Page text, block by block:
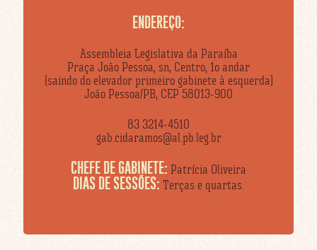
ENDEREÇO:
Assembleia Legislativa da Paraíba
Praça João Pessoa, sn, Centro, 1o andar
(saindo do elevador primeiro gabinete à esquerda)
João Pessoa/PB, CEP 58013-900
83 3214-4510
gab.cidaramos@al.pb.leg.br
CHEFE DE GABINETE: Patrícia Oliveira
DIAS DE SESSÕES: Terças e quartas.